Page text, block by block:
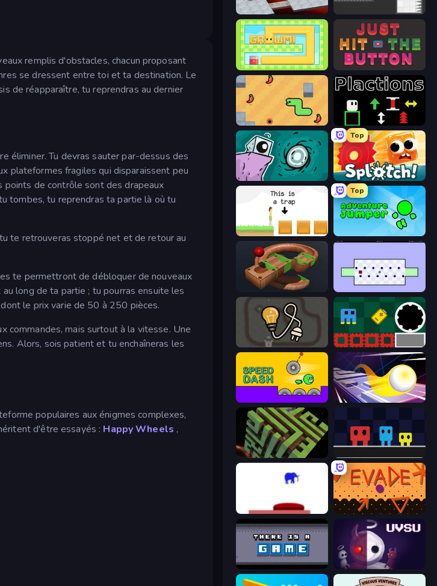
remplis d'obstacles, chacun proposant
se dressent entre toi et ta destination. Le
de réapparaître, tu reprendras au dernier
éliminer. Tu devras sauter par-dessus des
plateformes fragiles qui disparaissent peu
de contrôle sont des drapeaux
tombes, tu reprendras ta partie là où tu
te retrouveras stoppé net et de retour au
te permettront de débloquer de nouveaux
long de ta partie ; tu pourras ensuite les
le prix varie de 50 à 250 pièces.
commandes, mais surtout à la vitesse. Une
Alors, sois patient et tu enchaîneras les
populaires aux énigmes complexes,
d'être essayés : Happy Wheels ,
Bloxorz
Growmi Just Hit the Button
SSSPICY!
Tilo
Top
Splotch!
The Unfair Platformer
Top
Adventure Jumper
Marble Run
Light The Lamp Jump and Hover
Leap and Avoid 2
Maze Planet 3D
This Is The Only Level Evade
There Is No Game UVSU